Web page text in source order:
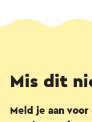
Mis dit
Meld je aan